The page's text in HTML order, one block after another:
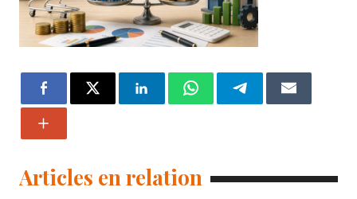
Articles en relation